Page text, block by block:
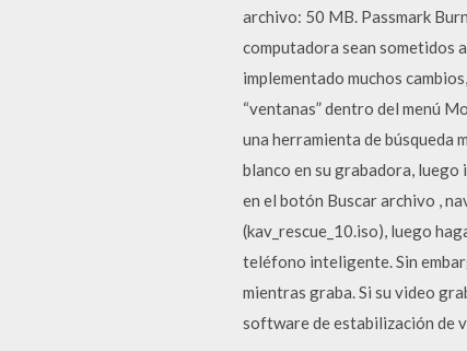
archivo: 50 MB. Passmark
computadora sean sometidos
implementado muchos
“ventanas” dentro del menú
una herramienta de búsqueda
blanco en su grabadora, luego
en el botón Buscar archivo ,
(kav_rescue_10.iso), luego
teléfono inteligente. Sin
mientras graba. Si su video
software de estabilización de